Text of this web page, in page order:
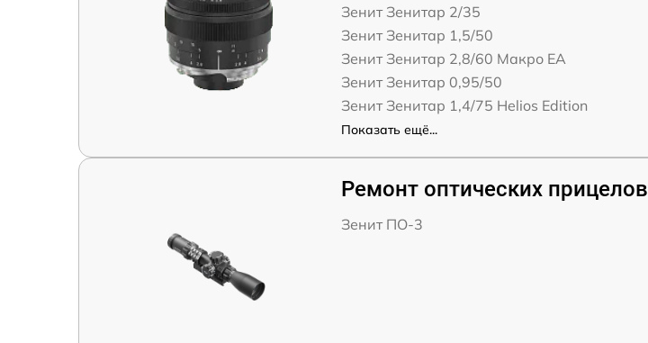
Зенит Зенитар 2/35
Зенит Зенитар 1,5/50
Зенит Зенитар 2,8/60 Макро ЕА
Зенит Зенитар 0,95/50
Зенит Зенитар 1,4/75 Helios Edition
Показать ещё...
Ремонт оптических прицелов
Зенит ПО-3